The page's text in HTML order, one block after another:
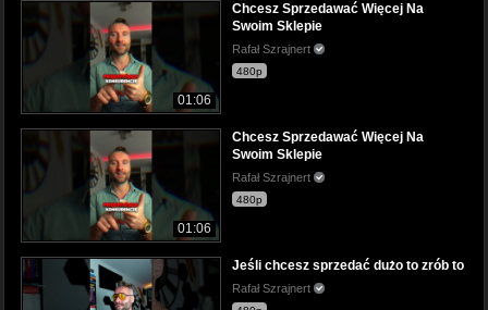
01:06
Chcesz Sprzedawać Więcej Na
Swoim Sklepie
Rafał Szrajnert
480p
01:06
Chcesz Sprzedawać Więcej Na
Swoim Sklepie
Rafał Szrajnert
480p
Jeśli chcesz sprzedać dużo to zrób to
Rafał Szrajnert